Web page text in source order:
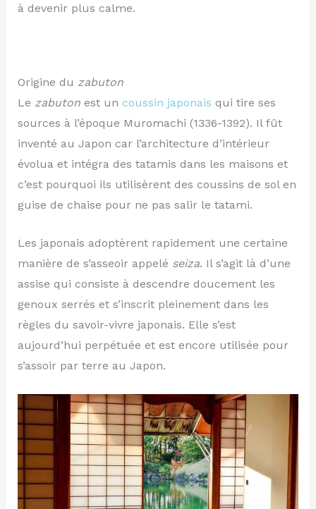
à devenir plus calme.
Origine du zabuton
Le zabutonest un coussin japonais qui tire ses
sources à l’époque Muromachi (1336-1392). Il fût
inventé au Japon car l’architecture d’intérieur
évolua et intégra des tatamis dans les maisons et
c’est pourquoi ils utilisèrent des coussins de sol en
guise de chaise pour ne pas salir le tatami.
Les japonais adoptèrent rapidement une certaine
manière de s’asseoir appelé seiza. Il s’agit là d’une
assise qui consiste à descendre doucement les
genoux serrés et s’inscrit pleinement dans les
règles du savoir-vivre japonais. Elle s’est
aujourd’hui perpétuée et est encore utilisée pour
s’assoir par terre au Japon.